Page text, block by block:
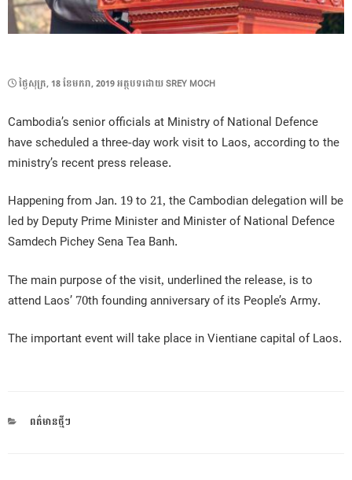
POSTED
ថ្ងៃ​សុក្រ, 18 ខែ​មករា, 2019អត្ថបទដោយSREY MOCH
Cambodia’s senior officials at Ministry of National Defence
have scheduled a three-day work visit to Laos, according to the
ministry’s recent press release.
Happening from Jan. 19 to 21, the Cambodian delegation will be
led by Deputy Prime Minister and Minister of National Defence
Samdech Pichey Sena Tea Banh.
The main purpose of the visit, underlined the release, is to
attend Laos’ 70th founding anniversary of its People’s Army.
The important event will take place in Vientiane capital of Laos.
CATEGORIES
ពត៌មានថ្មីៗ